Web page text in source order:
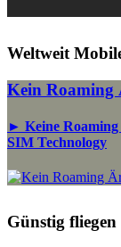
Weltweit
Kein Roaming
► Keine
SIM Technology
Günstig fliegen